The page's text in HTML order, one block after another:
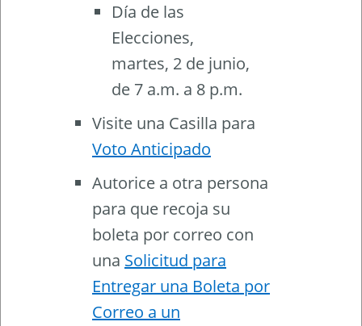
Día de las
Elecciones,
martes, 2 de junio,
de 7 a.m. a 8 p.m.
Visite una Casilla para
Voto Anticipado
Autorice a otra persona
para que recoja su
boleta por correo con
una Solicitud para
Entregar una Boleta por
Correo a un